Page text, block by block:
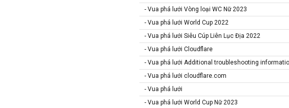
- Vua phá lưới Vòng loại WC Nữ 2023
- Vua phá lưới World Cup 2022
- Vua phá lưới Siêu Cúp Liên Lục Địa 2022
- Vua phá lưới Cloudflare
- Vua phá lưới Additional troubleshooting
- Vua phá lưới cloudflare.com
- Vua phá lưới
- Vua phá lưới World Cup Nữ 2023